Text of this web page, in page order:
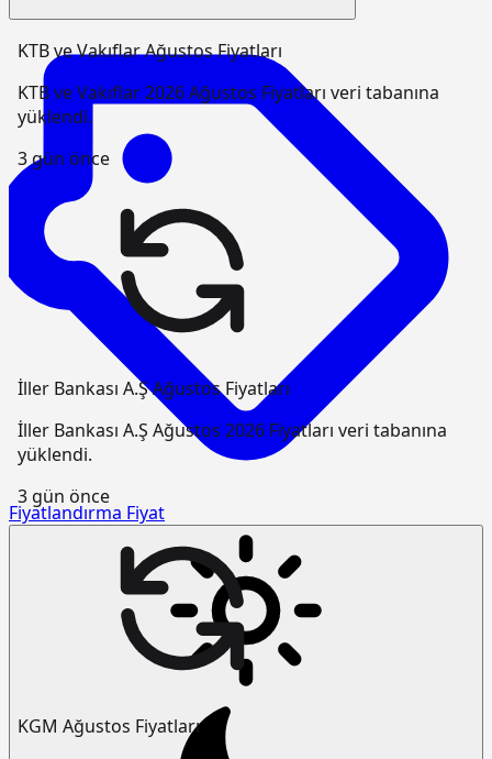
Fiyatlandırma Fiyat
KTB ve Vakıflar Ağustos Fiyatları
KTB ve Vakıflar 2026 Ağustos Fiyatları veri tabanına
yüklendi.
3 gün önce
İller Bankası A.Ş Ağustos Fiyatları
İller Bankası A.Ş Ağustos 2026 Fiyatları veri tabanına
yüklendi.
3 gün önce
KGM Ağustos Fiyatları